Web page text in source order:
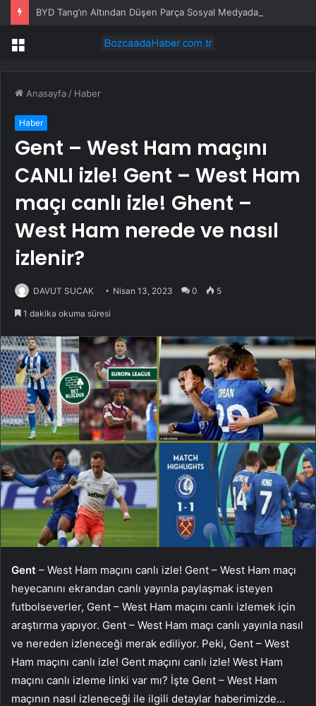
Menü
Anasayfa / Haber
Haber
Gent – West Ham maçını
CANLI izle! Gent – West Ham
maçı canlı izle! Ghent –
West Ham nerede ve nasıl
izlenir?
DAVUT SUCAK Nisan 13, 2023 0 5
1 dakika okuma süresi
Gent – West Ham maçını canlı izle! Gent – West Ham maçı
heyecanını ekrandan canlı yayınla paylaşmak isteyen
futbolseverler, Gent – West Ham maçını canlı izlemek için
araştırma yapıyor. Gent – West Ham maçı canlı yayınla nasıl
ve nereden izleneceği merak ediliyor. Peki, Gent – West
Ham maçını canlı izle! Gent maçını canlı izle! West Ham
maçını canlı izleme linki var mı? İşte Gent – West Ham
maçının nasıl izleneceği ile ilgili detaylar haberimizde…